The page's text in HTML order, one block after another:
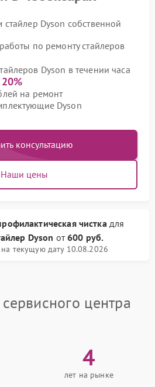
Dyson собственной
по ремонту стайлеров
Dyson в течении часа
20%
на ремонт
Dyson
консультацию
Наши цены
чисткадля
Dyson от600 руб.
текущую дату 10.08.2026
центра
4
лет на рынке